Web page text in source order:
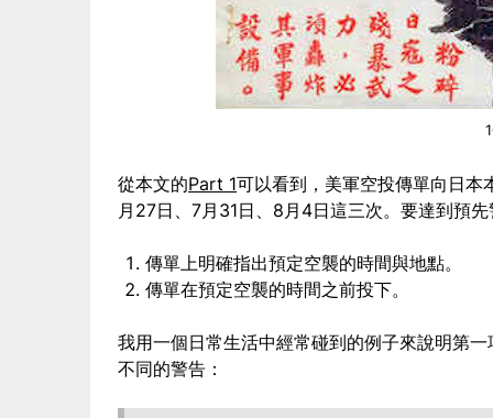
從本文的Part 1可以看到，美軍空投傳單向日
月27日、7月31日、8月4日這三次。要達到預
傳單上明確指出預定空襲的時間與地點。
傳單在預定空襲的時間之前投下。
我用一個日常生活中經常碰到的例子來說明第
不同的警告：